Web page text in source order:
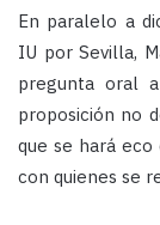
En paralelo a
IU por Sevilla,
pregunta oral
proposición no
que se hará eco
con quienes se